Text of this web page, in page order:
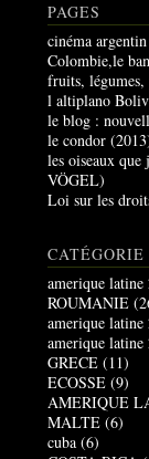
PAGES
cinéma argentin
Colombie,le
fruits, légumes,
l altiplano
le blog :
le condor
les oiseaux
VÖGEL)
Loi sur les
CATÉGORIE
amerique latine
ROUMANIE
amerique latine
amerique latine
GRECE (11)
ECOSSE (9)
AMERIQUE
MALTE (6)
cuba (6)